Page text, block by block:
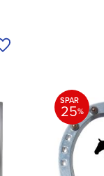
Tilføj til ønskeliste
SPAR
25%